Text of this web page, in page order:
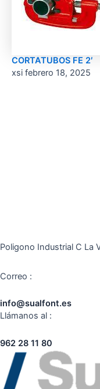
CORTATUBOS FE 2′
xsi febrero 18, 2025
Poligono Industrial C La
Correo :
info@sualfont.es
Llámanos al :
962 28 11 80